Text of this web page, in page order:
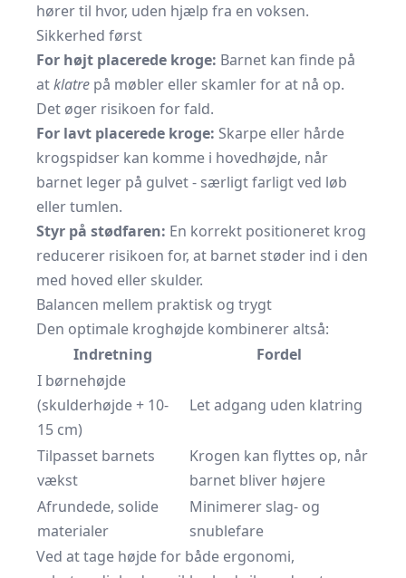
hører til hvor, uden hjælp fra en voksen.
Sikkerhed først
For højt placerede kroge: Barnet kan finde på
atklatre på møbler eller skamler for at nå op.
Det øger risikoen for fald.
For lavt placerede kroge: Skarpe eller hårde
krogspidser kan komme i hovedhøjde, når
barnet leger på gulvet - særligt farligt ved løb
eller tumlen.
Styr på stødfaren: En korrekt positioneret krog
reducerer risikoen for, at barnet støder ind i den
med hoved eller skulder.
Balancen mellem praktisk og trygt
Den optimale krog­højde kombinerer altså:
Indretning
Fordel
I børnehøjde
(skulderhøjde + 10-
15 cm)
Let adgang uden klatring
Tilpasset barnets
vækst
Krogen kan flyttes op, når
barnet bliver højere
Afrundede, solide
materialer
Minimerer slag- og
snublefare
Ved at tage højde for både ergonomi,